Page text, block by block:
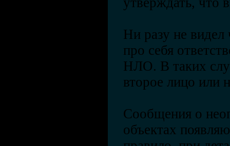
Ни разу не видел
про себя
НЛО. В таких
второе лицо или
Сообщения о
объектах